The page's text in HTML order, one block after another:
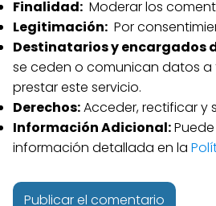
Finalidad: Moderar los
Legitimación: Por
Destinatarios y encargados
se ceden o comunican datos a
prestar este servicio.
Derechos:Acceder, rectificar y
Información Adicional:
información detallada en la